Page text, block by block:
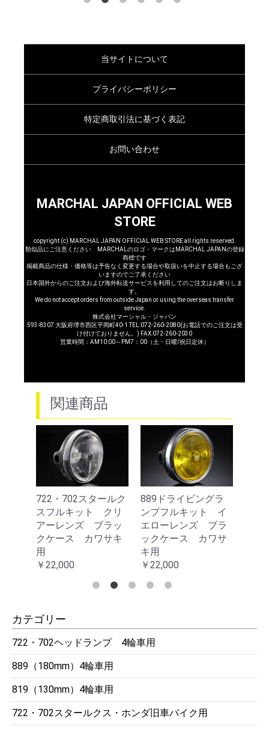
カテゴリー
722・702ヘッドランプ 4輪車用
889（180mm）4輪車用
819（130mm）4輪車用
722・702スタールクス・ホンダ旧車バイク用
当サイトについて
プライバシーポリシー
特定商取引法に基づく表記
お問い合わせ
MARCHAL JAPAN OFFICIAL WEB
STORE
copyright (c) MARCHAL JAPAN OFFICIAL WEB STORE all rights reserved.
類似品にご注意ください MARCHALのロゴ・マークはMARCHAL JAPANの登録
商標です
掲載商品の仕様・価格等は予告なく変更する場合や取扱いを中止する場合もござ
いますのでご了承ください
日本国外からのご注文および海外転送サービスを利用してのご注文はお断りしま
す。
We do not accept orders from outside Japan or using the overseas transfer
service.
株式会社マーシャル・ジャパン
593-8307 大阪府堺市西区平岡町40-1 TEL:072-260-2080(お電話でのご注文は受
け付けておりません。) FAX:072-260-2030
営業時間：AM10:00～PM7：00（土・日曜/祝日定休）
関連商品
722・702スタールク
スフルキット クリ
アーレンズ ブラッ
クケース カワサキ
用
￥22,000
889ドライビングラ
ンプフルキット イ
エローレンズ ブラ
ックケース カワサ
キ用
￥22,000